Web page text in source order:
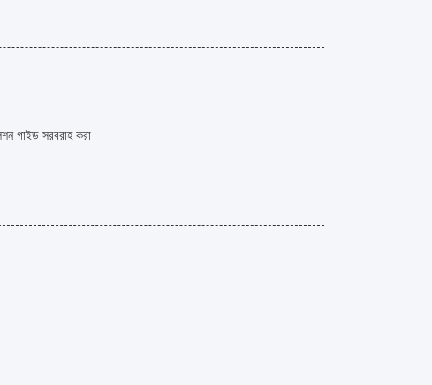
গাইড সরবরাহ করা